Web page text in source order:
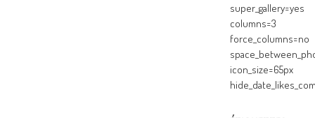
super_gallery=yes
columns=3
force_columns=no
icon_size=65px